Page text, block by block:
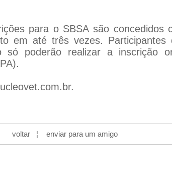
para o SBSA são concedidos
em até três vezes.
só poderão realizar a inscrição
.
voltar ¦ enviar para um amigo